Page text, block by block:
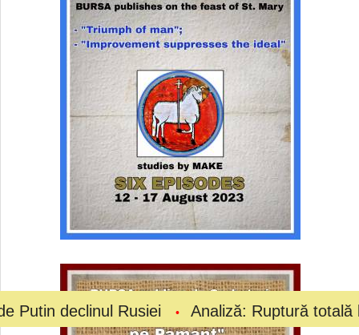
Rusiei Analiză: Ruptură totală la vârful